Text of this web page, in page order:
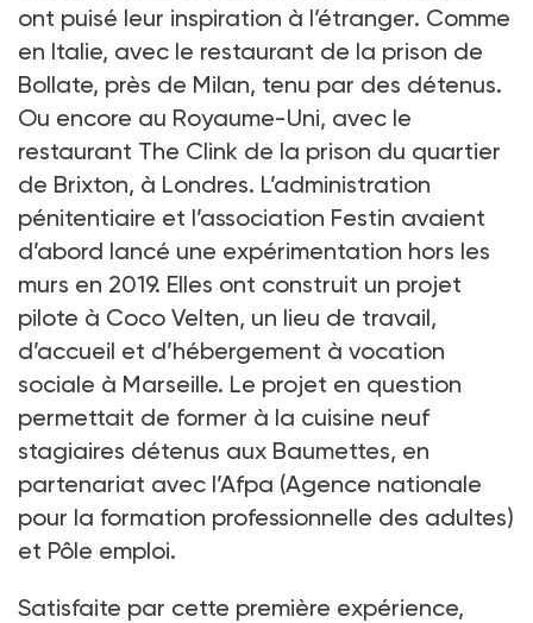
ont puisé leur inspiration à l’étranger. Comme
en Italie, avec le restaurant de la prison de
Bollate, près de Milan, tenu par des détenus.
Ou encore au Royaume-Uni, avec le
restaurant The Clink de la prison du quartier
de Brixton, à Londres. L’administration
pénitentiaire et l’association Festin avaient
d’abord lancé une expérimentation hors les
murs en 2019. Elles ont construit un projet
pilote à Coco Velten, un lieu de travail,
d’accueil et d’hébergement à vocation
sociale à Marseille. Le projet en question
permettait de former à la cuisine neuf
stagiaires détenus aux Baumettes, en
partenariat avec l’Afpa (Agence nationale
pour la formation professionnelle des adultes)
et Pôle emploi.
Satisfaite par cette première expérience,